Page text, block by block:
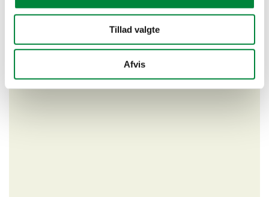
Tillad valgte
Afvis